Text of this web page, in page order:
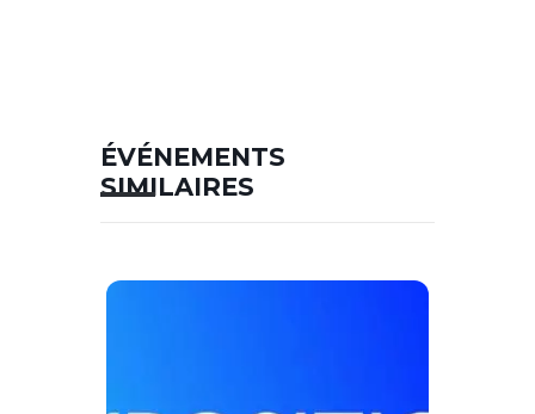
ÉVÉNEMENTS
SIMILAIRES